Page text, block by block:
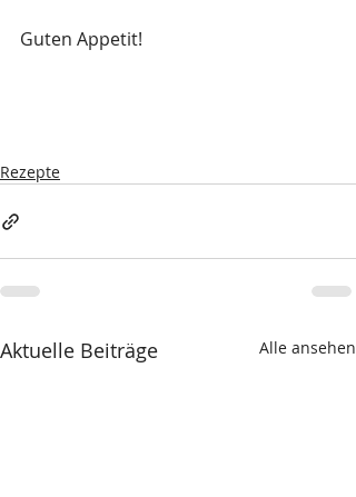
Guten Appetit!
Rezepte
Aktuelle Beiträge Alle ansehen